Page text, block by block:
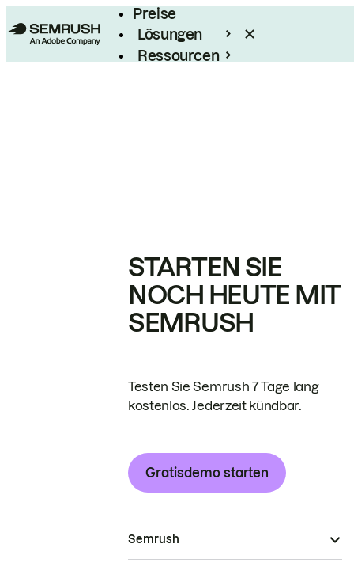
Preise
Lösungen
Ressourcen
STARTEN SIE
NOCH HEUTE MIT
SEMRUSH
Testen Sie Semrush 7 Tage lang
kostenlos. Jederzeit kündbar.
Gratisdemo starten
Semrush